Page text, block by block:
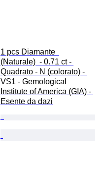
1 pcs Diamante
(Naturale)  - 0.71 ct -
Quadrato - N (colorato) -
VS1 - Gemological
Institute of America (GIA) -
Esente da dazi